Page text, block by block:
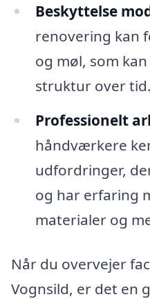
Beskyttelse
renovering kan
og møl, som
struktur over tid.
Professionelt
håndværkere
udfordringer,
og har erfaring
materialer og
Når du overvejer
Vognsild, er det en